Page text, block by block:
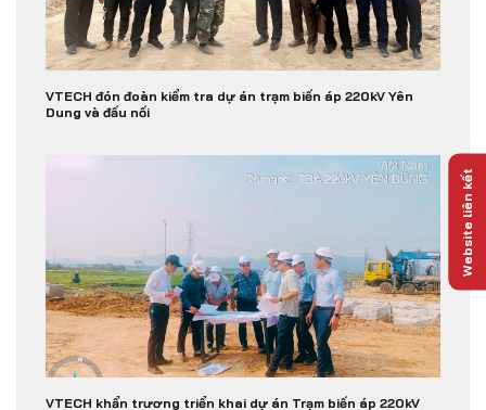
VTECH đón đoàn kiểm tra dự án trạm biến áp 220kV Yên
Dung và đấu nối
VTECH khẩn trương triển khai dự án Trạm biến áp 220kV
Website liên kết